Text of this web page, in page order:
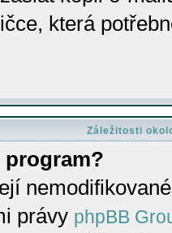
která
Záležitosti
program?
právy phpBB